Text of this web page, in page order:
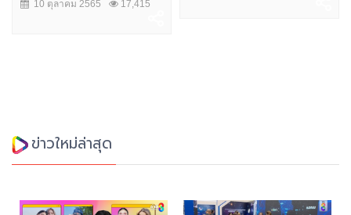
10 ตุลาคม 2565 17,415
ข่าวใหม่ล่าสุด